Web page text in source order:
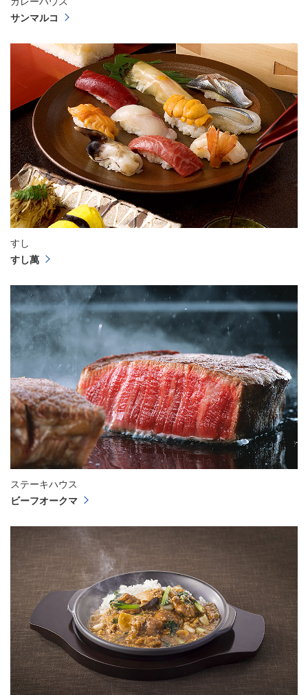
サンマルコ
すし
すし萬
ステーキハウス
ビーフオークマ